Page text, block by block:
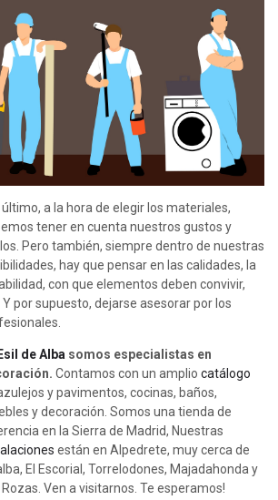
último, a la hora de elegir los materiales,
tener en cuenta nuestros gustos y
Pero también, siempre dentro de nuestras
hay que pensar en las calidades, la
con que elementos deben convivir,
Y por supuesto, dejarse asesorar por los
Esil de Alba somos especialistas en
Contamos con un amplio catálogo
y pavimentos, cocinas, baños,
y decoración. Somos una tienda de
en la Sierra de Madrid, Nuestras
están en Alpedrete, muy cerca de
El Escorial, Torrelodones, Majadahonda y
Rozas. Ven a visitarnos. Te esperamos!